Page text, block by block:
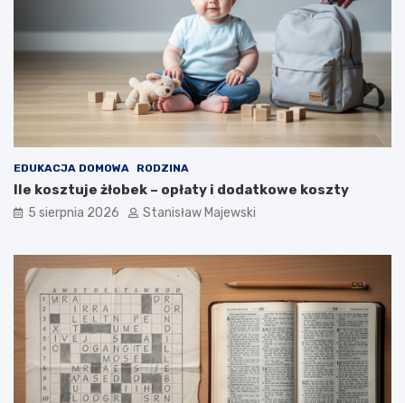
EDUKACJA DOMOWA RODZINA
Ile kosztuje żłobek – opłaty i dodatkowe koszty
5 sierpnia 2026 Stanisław Majewski